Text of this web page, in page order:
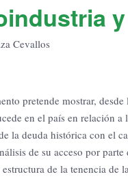
Cevallos
pretende mostrar,
en el país en relación
la deuda histórica con el
de su acceso por
de la tenencia